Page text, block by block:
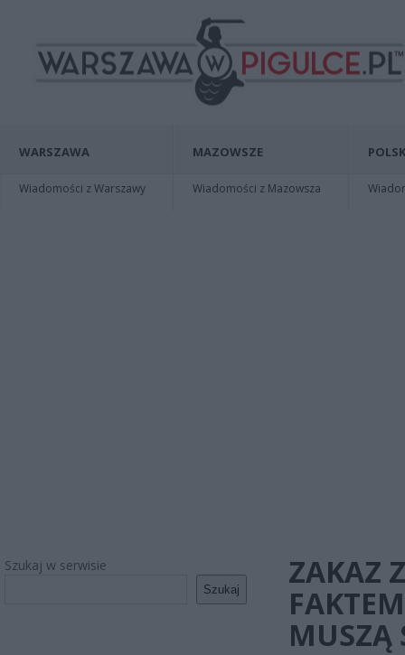
WARSZAWA
Wiadomości z Warszawy
MAZOWSZE
Wiadomości z Mazowsza
Szukaj w serwisie
Szukaj
ZAKAZ
MUSZĄ